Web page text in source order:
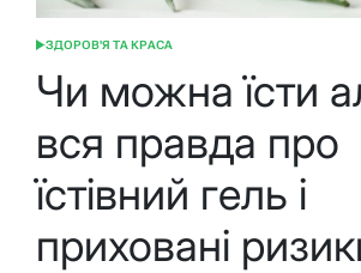
ОПУБЛІКУВАТИ
ЗДОРОВ'Я ТА КРАСА
Чи можна їсти
вся правда про
їстівний гель і
приховані